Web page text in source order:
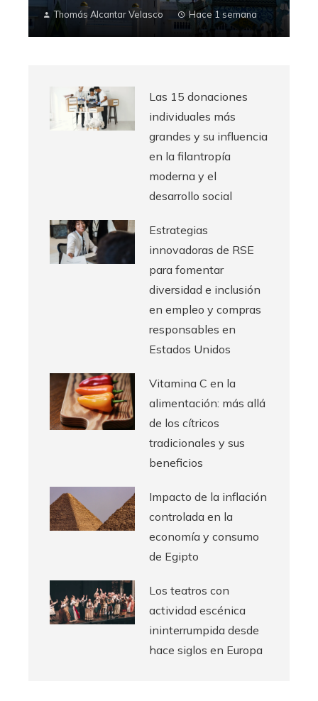
Thomás Alcantar Velasco Hace 1 semana
Las 15 donaciones
individuales más
grandes y su influencia
en la filantropía
moderna y el
desarrollo social
Estrategias
innovadoras de RSE
para fomentar
diversidad e inclusión
en empleo y compras
responsables en
Estados Unidos
Vitamina C en la
alimentación: más allá
de los cítricos
tradicionales y sus
beneficios
Impacto de la inflación
controlada en la
economía y consumo
de Egipto
Los teatros con
actividad escénica
ininterrumpida desde
hace siglos en Europa